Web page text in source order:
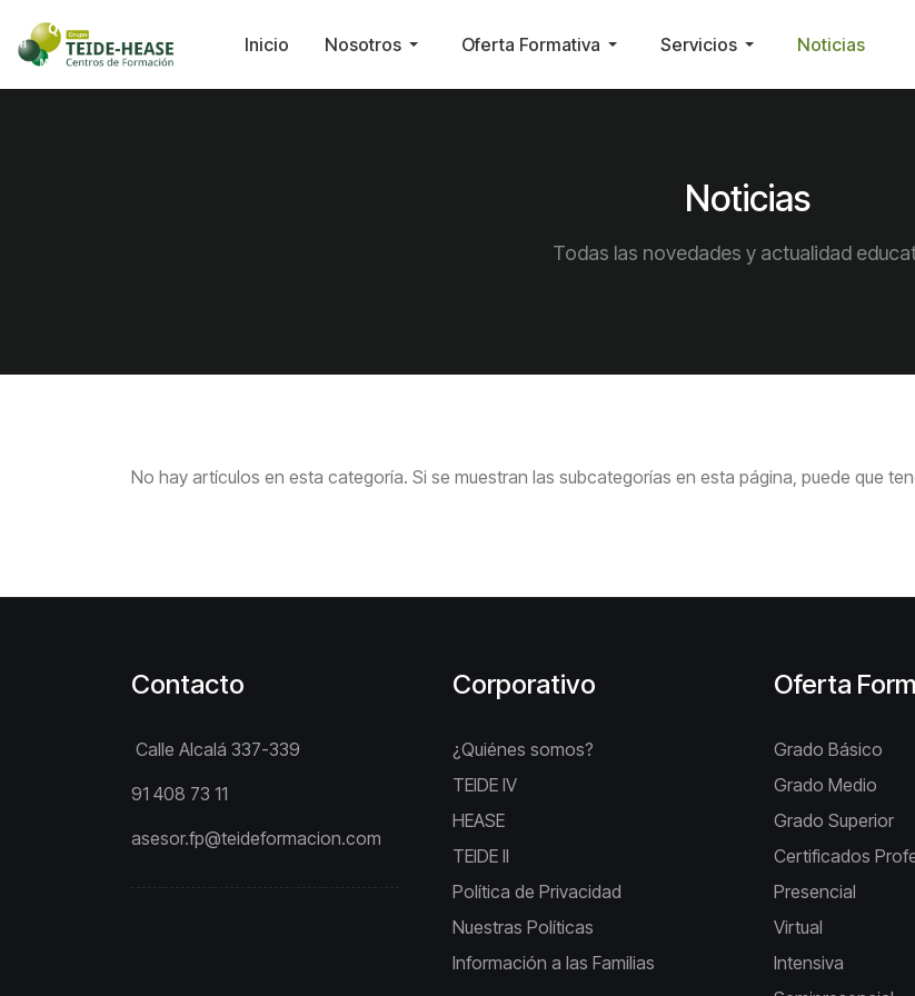
Inicio Nosotros Oferta Formativa Servicios Noticias
Noticias
Todas las novedades y actualidad
No hay artículos en esta categoría. Si se muestran las subcategorías en esta página, puede que
Contacto
Calle Alcalá 337-339
91 408 73 11
asesor.fp@teideformacion.com
Corporativo
¿Quiénes somos?
TEIDE IV
HEASE
TEIDE II
Política de Privacidad
Nuestras Políticas
Información a las Familias
Oferta
Grado Básico
Grado Medio
Grado Superior
Certificados
Presencial
Virtual
Intensiva